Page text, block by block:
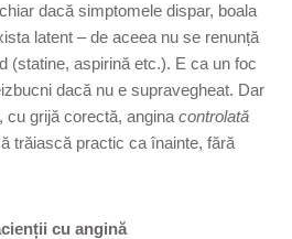
dacă simptomele dispar, boala
latent – de aceea nu se renunță
(statine, aspirină etc.). E ca un foc
dacă nu e supravegheat. Dar
cu grijă corectă, angina controlată
trăiască practic ca înainte, fără
cu angină